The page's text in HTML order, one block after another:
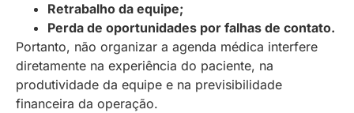
Retrabalho da equipe;
Perda de oportunidades por falhas de contato.
Portanto, não organizar a agenda médica interfere
diretamente na experiência do paciente, na
produtividade da equipe e na previsibilidade
financeira da operação.